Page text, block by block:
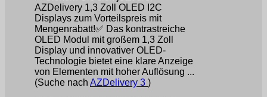
AZDelivery 1,3 Zoll OLED I2C
Displays zum Vorteilspreis mit
Mengenrabatt!✅ Das kontrastreiche
OLED Modul mit großem 1,3 Zoll
Display und innovativer OLED-
Technologie bietet eine klare Anzeige
von Elementen mit hoher Auflösung ...
(Suche nach AZDelivery 3 )